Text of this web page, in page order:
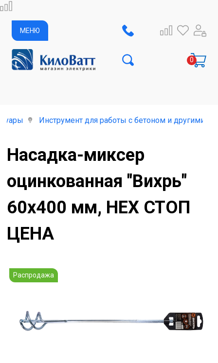
МЕНЮ
Инструмент для работы с бетоном и другими
Насадка-миксер
оцинкованная "Вихрь"
60х400 мм, НЕХ СТОП
ЦЕНА
Распродажа